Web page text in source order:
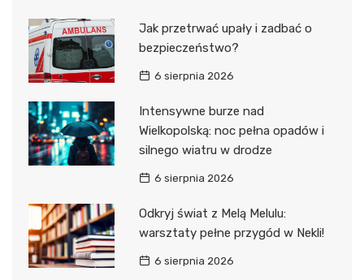
Jak przetrwać upały i zadbać o
bezpieczeństwo?
6 sierpnia 2026
Intensywne burze nad
Wielkopolską: noc pełna opadów i
silnego wiatru w drodze
6 sierpnia 2026
Odkryj świat z Melą Melulu:
warsztaty pełne przygód w Nekli!
6 sierpnia 2026